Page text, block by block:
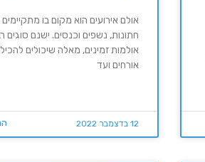
אולם אירועים הוא מקום בו מתקיימים
חתונות, נשפים וכנסים. ישנם סוגים
אורחים ועד
12 בדצמבר 2022